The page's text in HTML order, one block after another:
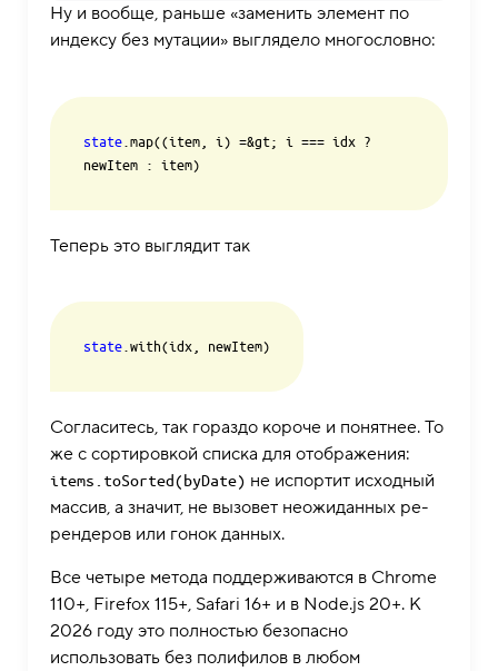
Ну и вообще, раньше «заменить элемент по
индексу без мутации» выглядело многословно:
state .map((item, i) =&gt; i === idx ?
newItem : item)
Теперь это выглядит так
state .with(idx, newItem)
Согласитесь, так гораздо короче и понятнее. То
же с сортировкой списка для отображения:
items.toSorted(byDate) не испортит исходный
массив, а значит, не вызовет неожиданных ре-
рендеров или гонок данных.
Все четыре метода поддерживаются в Chrome
110+, Firefox 115+, Safari 16+ и в Node.js 20+. К
2026 году это полностью безопасно
использовать без полифилов в любом